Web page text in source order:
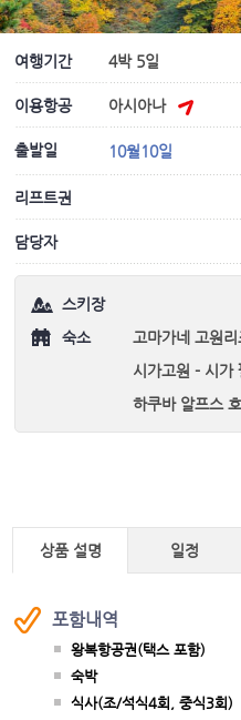
여행기간 4박 5일
이용항공 아시아나
출발일 10월10일
리프트권
담당자
스키장
숙소
고마가네 고원
시가고원 - 시가
하쿠바 알프스
상품 설명 일정
포함내역
왕복항공권(택스 포함)
숙박
식사(조/석식4회, 중식3회)